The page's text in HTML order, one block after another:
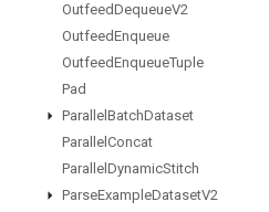
OutfeedDequeueV2
OutfeedEnqueue
OutfeedEnqueueTuple
Pad
Parallel BatchDataset
Parallel Concat
Parallel DynamicStitch
ParseExampleDatasetV2